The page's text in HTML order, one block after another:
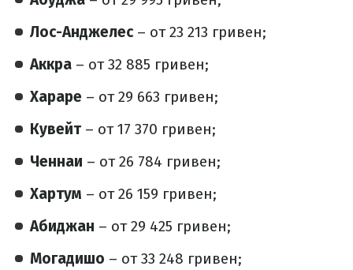
Лос-Анджелес– от 23 213 гривен;
Аккра – от 32 885 гривен;
Хараре – от 29 663 гривен;
Кувейт – от 17 370 гривен;
Ченнаи – от 26 784 гривен;
Хартум – от 26 159 гривен;
Абиджан – от 29 425 гривен;
Могадишо – от 33 248 гривен;